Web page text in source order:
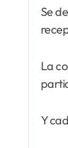
Se
La
Y